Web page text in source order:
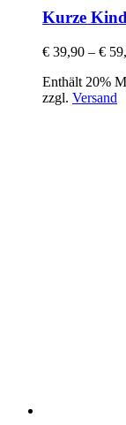
Kurze
€ 39,90 – €
Enthält 20%
zzgl. Versand